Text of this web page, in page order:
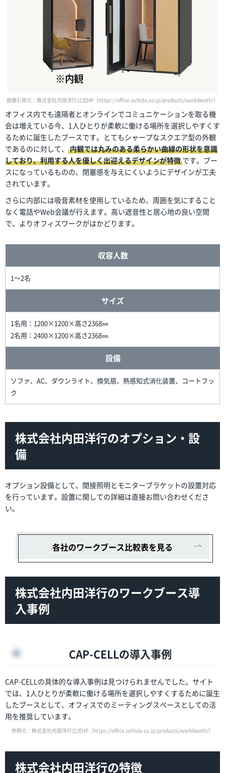
画像引用元：株式会社内田洋行公式HP（https://office.uchida.co.jp/products/workbooth/）
オフィス内でも遠隔者とオンラインでコミュニケーションを取る機
会は増えている今、1人ひとりが柔軟に働ける場所を選択しやすくす
るために誕生したブースです。とてもシャープなスクエア型の外観
であるのに対して、
内観では丸みのある柔らかい曲線の形状を意識
しており、利用する人を優しく出迎えるデザインが特徴です。ブー
スになっているものの、閉塞感を与えにくいようにデザインが工夫
されています。
さらに内部には吸音素材を使用しているため、周囲を気にすること
なく電話やWeb会議が行えます。高い遮音性と居心地の良い空間
で、よりオフィスワークがはかどります。
収容人数
1～2名
サイズ
1名用：1200×1200×高さ2368㎜
2名用：2400×1200×高さ2368㎜
設備
ソファ、AC、ダウンライト、換気扇、熱感知式消化装置、コートフッ
ク
株式会社内田洋行のオプション・設
備
オプション設備として、間接照明とモニターブラケットの設置対応
を行っています。設置に関しての詳細は直接お問い合わせくださ
い。
各社のワークブース比較表を見る
株式会社内田洋行のワークブース導
入事例
CAP-CELLの導入事例
CAP-CELLの具体的な導入事例は見つけられませんでした。サイト
では、1人ひとりが柔軟に働ける場所を選択しやすくするために誕生
したブースとして、オフィスでのミーティングスペースとしての活
用を推奨しています。
参照元：株式会社内田洋行公式HP（https://office.uchida.co.jp/products/workbooth/）
株式会社内田洋行の特徴